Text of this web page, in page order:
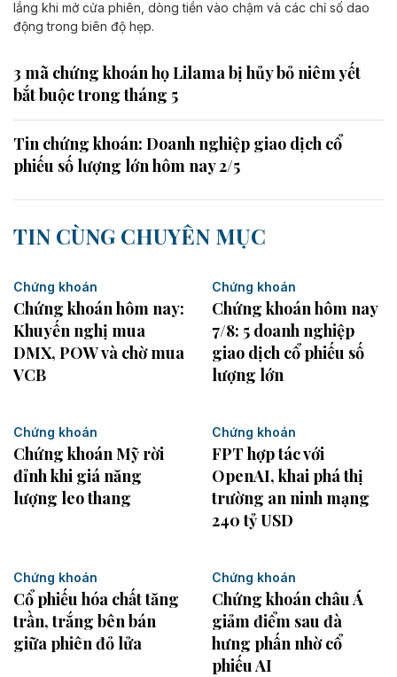
lắng khi mở cửa phiên, dòng tiền vào chậm và các chỉ số dao
động trong biên độ hẹp.
3 mã chứng khoán họ Lilama bị hủy bỏ niêm yết
bắt buộc trong tháng 5
Tin chứng khoán: Doanh nghiệp giao dịch cổ
phiếu số lượng lớn hôm nay 2/5
TIN CÙNG CHUYÊN MỤC
Chứng khoán
Chứng khoán hôm nay:
Khuyến nghị mua
DMX, POW và chờ mua
VCB
Chứng khoán
Chứng khoán hôm nay
7/8: 5 doanh nghiệp
giao dịch cổ phiếu số
lượng lớn
Chứng khoán
Chứng khoán Mỹ rời
đỉnh khi giá năng
lượng leo thang
Chứng khoán
FPT hợp tác với
OpenAI, khai phá thị
trường an ninh mạng
240 tỷ USD
Chứng khoán
Cổ phiếu hóa chất tăng
trần, trắng bên bán
giữa phiên đỏ lửa
Chứng khoán
Chứng khoán châu Á
giảm điểm sau đà
hưng phấn nhờ cổ
phiếu AI